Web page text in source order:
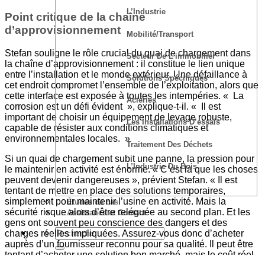
L’Industrie
Mobilité/transport
Secteur De L’immobilier
Solutions Spécifiques
Aciéries
Les Installations D’essais
Traitement Des Déchets
L’Industrie Du Bois
Études de cas
Assistance et Contact
Point critique de la chaîne
d’approvisionnement
Stefan souligne le rôle crucial du quai de chargement dans
la chaîne d’approvisionnement : il constitue le lien unique
entre l’installation et le monde extérieur. Une défaillance à
cet endroit compromet l’ensemble de l’exploitation, alors que
cette interface est exposée à toutes les intempéries. « La
corrosion est un défi évident », explique-t-il. « Il est
important de choisir un équipement de levage robuste,
capable de résister aux conditions climatiques et
environnementales locales. »
Si un quai de chargement subit une panne, la pression pour
le maintenir en activité est énorme. « C’est là que les choses
peuvent devenir dangereuses », prévient Stefan. « Il est
tentant de mettre en place des solutions temporaires,
simplement pour maintenir l’usine en activité. Mais la
sécurité risque alors d’être reléguée au second plan. Et les
gens ont souvent peu conscience des dangers et des
charges réelles impliquées. Assurez-vous donc d’acheter
auprès d’un fournisseur reconnu pour sa qualité. Il peut être